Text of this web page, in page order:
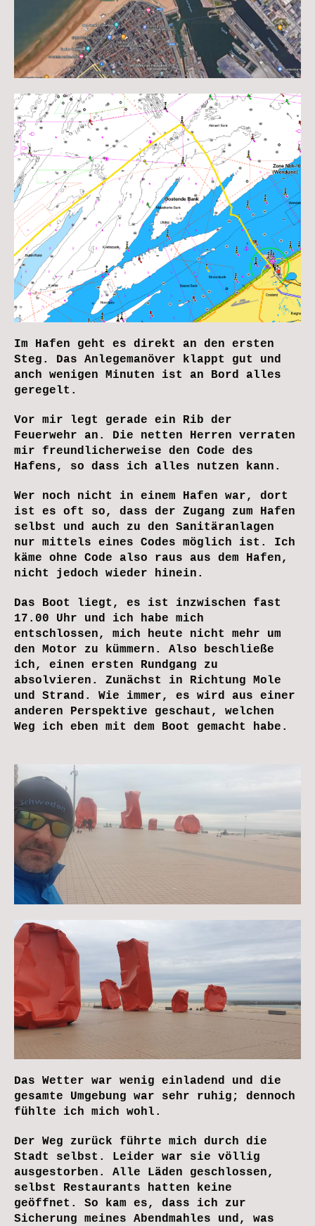
Im Hafen geht es direkt an den ersten
Steg. Das Anlegemanöver klappt gut und
anch wenigen Minuten ist an Bord alles
geregelt.
Vor mir legt gerade ein Rib der
Feuerwehr an. Die netten Herren verraten
mir freundlicherweise den Code des
Hafens, so dass ich alles nutzen kann.
Wer noch nicht in einem Hafen war, dort
ist es oft so, dass der Zugang zum Hafen
selbst und auch zu den Sanitäranlagen
nur mittels eines Codes möglich ist. Ich
käme ohne Code also raus aus dem Hafen,
nicht jedoch wieder hinein.
Das Boot liegt, es ist inzwischen fast
17.00 Uhr und ich habe mich
entschlossen, mich heute nicht mehr um
den Motor zu kümmern. Also beschließe
ich, einen ersten Rundgang zu
absolvieren. Zunächst in Richtung Mole
und Strand. Wie immer, es wird aus einer
anderen Perspektive geschaut, welchen
Weg ich eben mit dem Boot gemacht habe.
Das Wetter war wenig einladend und die
gesamte Umgebung war sehr ruhig; dennoch
fühlte ich mich wohl.
Der Weg zurück führte mich durch die
Stadt selbst. Leider war sie völlig
ausgestorben. Alle Läden geschlossen,
selbst Restaurants hatten keine
geöffnet. So kam es, dass ich zur
Sicherung meines Abendmahles und, was